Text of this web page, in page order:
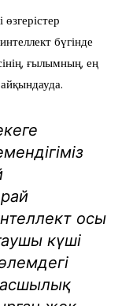
өзгерістер
бүгінде
ғылымның, ең
осы
күші